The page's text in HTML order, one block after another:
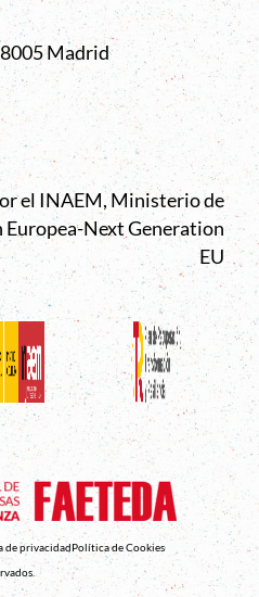
Madrid
el INAEM, Ministerio de
Next Generation
EU
de privacidadPolítica de Cookies